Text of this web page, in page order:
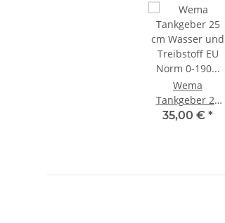
Wema
Tankgeber 25
cm Wasser und
21347250/
35,00 € *